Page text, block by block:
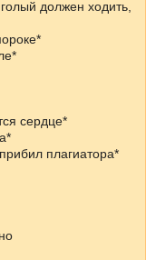
должен ходить,
сердце*
плагиатора*